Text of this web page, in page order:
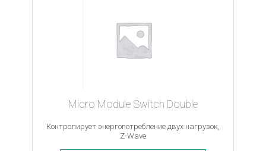
Micro Module Switch Double
Контролирует энергопотребление двух нагрузок,
Z-Wave